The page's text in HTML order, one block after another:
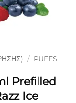
/ PUFFS
Prefilled
Ice